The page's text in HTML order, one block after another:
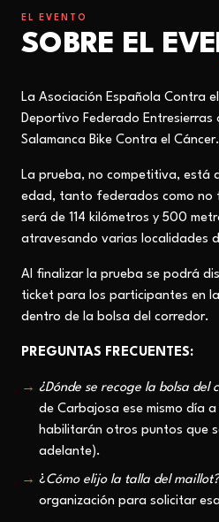
EL EVENTO
SOBRE EL
La Asociación Española Contra
Deportivo Federado Entresierras
Salamanca Bike Contra el Cáncer.
La prueba, no competitiva, está
edad, tanto federados como no
será de 114 kilómetros y 500
atravesando varias localidades
Al finalizar la prueba se podrá
ticket para los participantes en
dentro de la bolsa del corredor.
PREGUNTAS FRECUENTES:
¿Dónde se recoge la bolsa del
de Carbajosa ese mismo día
habilitarán otros puntos que
adelante).
¿Cómo elijo la talla del maillot?
organización para solicitar